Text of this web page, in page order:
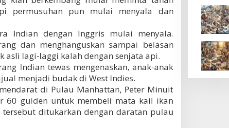
permusuhan pun mulai menyala dan
Indian dengan Inggris mulai menyala.
dan menghanguskan sampai belasan
asli lagi-laggi kalah dengan senjata api.
Indian tewas mengenaskan, anak-anak
menjadi budak di West Indies.
di Pulau Manhattan, Peter Minuit
60 gulden untuk membeli mata kail ikan
ditukarkan dengan daratan pulau